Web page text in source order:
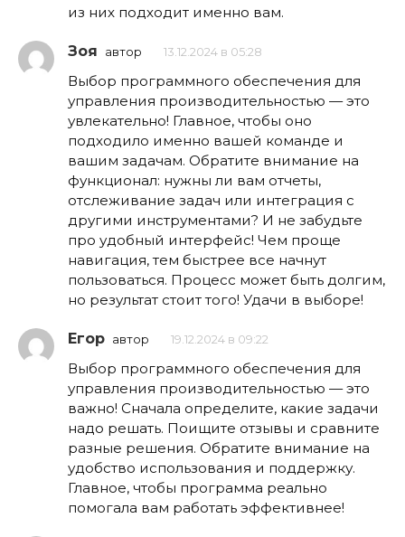
из них подходит именно вам.
Зоя автор 13.12.2024 в 05:28
Выбор программного обеспечения для
управления производительностью — это
увлекательно! Главное, чтобы оно
подходило именно вашей команде и
вашим задачам. Обратите внимание на
функционал: нужны ли вам отчеты,
отслеживание задач или интеграция с
другими инструментами? И не забудьте
про удобный интерфейс! Чем проще
навигация, тем быстрее все начнут
пользоваться. Процесс может быть долгим,
но результат стоит того! Удачи в выборе!
Егор автор 19.12.2024 в 09:22
Выбор программного обеспечения для
управления производительностью — это
важно! Сначала определите, какие задачи
надо решать. Поищите отзывы и сравните
разные решения. Обратите внимание на
удобство использования и поддержку.
Главное, чтобы программа реально
помогала вам работать эффективнее!